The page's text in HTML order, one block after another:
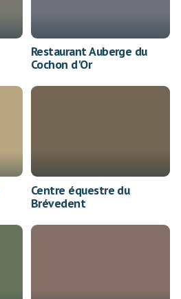
Restaurant Auberge du
Cochon d'Or
Centre équestre du
Brévedent